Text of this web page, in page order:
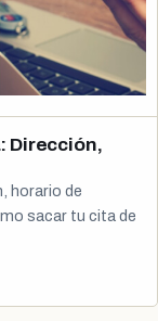
Dirección,
horario de
sacar tu cita de